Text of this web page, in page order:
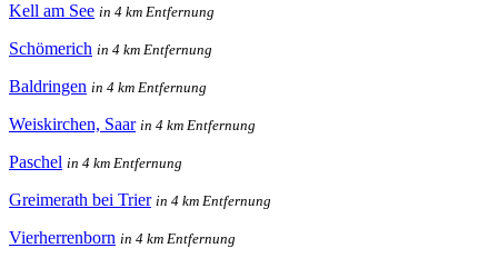
Kell am See in 4 km Entfernung
Schömerich in 4 km Entfernung
Baldringen in 4 km Entfernung
Weiskirchen, Saar in 4 km Entfernung
Paschel in 4 km Entfernung
Greimerath bei Trier in 4 km Entfernung
Vierherrenborn in 4 km Entfernung